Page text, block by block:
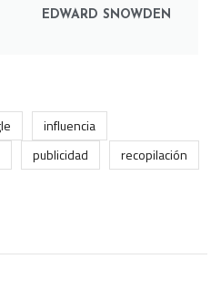
EDWARD SNOWDEN
influencia
publicidad
recopilación